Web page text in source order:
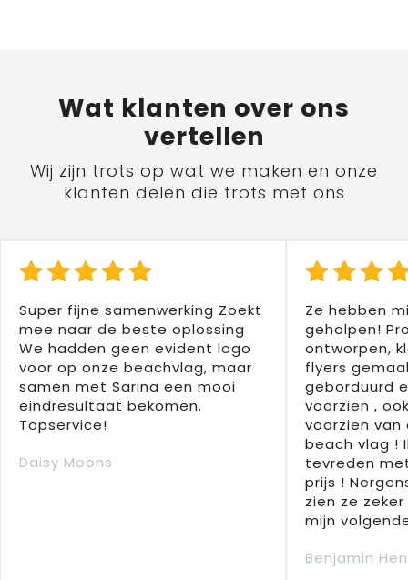
Wat klanten over ons
vertellen
Wij zijn trots op wat we maken en onze
klanten delen die trots met ons
Super fijne samenwerking Zoekt
mee naar de beste oplossing
We hadden geen evident logo
voor op onze beachvlag, maar
samen met Sarina een mooi
eindresultaat bekomen.
Topservice!
Daisy Moons
Ze hebben
geholpen!
ontworpen,
flyers
geborduurd
voorzien ,
voorzien
beach vlag !
tevreden
prijs !
zien ze
mijn
Benjamin